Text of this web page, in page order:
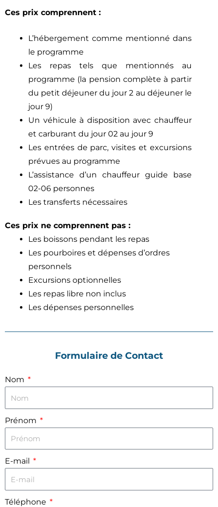
Ces prix comprennent :
L’hébergement comme mentionné dans
le programme
Les repas tels que mentionnés au
programme (la pension complète à partir
du petit déjeuner du jour 2 au déjeuner le
jour 9)
Un véhicule à disposition avec chauffeur
et carburant du jour 02 au jour 9
Les entrées de parc, visites et excursions
prévues au programme
L’assistance d’un chauffeur guide base
02-06 personnes
Les transferts nécessaires
Ces prix ne comprennent pas :
Les boissons pendant les repas
Les pourboires et dépenses d’ordres
personnels
Excursions optionnelles
Les repas libre non inclus
Les dépenses personnelles
Formulaire de Contact
Nom
Prénom
E-mail
Téléphone